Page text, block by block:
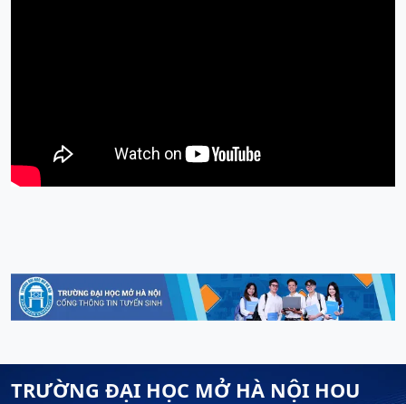
TRƯỜNG ĐẠI HỌC MỞ HÀ NỘI HOU